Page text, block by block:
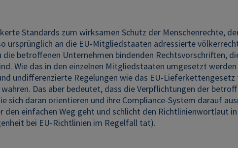
Standards zum wirksamen Schutz der Menschenrechte,
ursprünglich an die EU-Mitgliedstaaten adressierte
betroffenen Unternehmen bindenden Rechtsvorschriften,
Wie das in den einzelnen Mitgliedstaaten umgesetzt
undifferenzierte Regelungen wie das EU-
Das aber bedeutet, dass die Verpflichtungen der
sich daran orientieren und ihre Compliance-System darauf
den einfachen Weg geht und schlicht den Richtlinienwortlaut
bei EU-Richtlinien im Regelfall tat).